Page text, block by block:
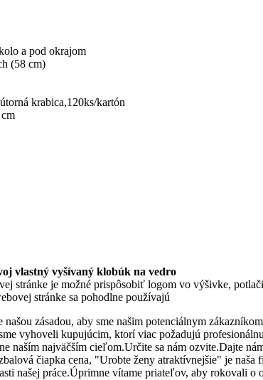
a pod okrajom
(58 cm)
krabica,120ks/kartón
vlastný vyšívaný klobúk na vedro
stránke je možné prispôsobiť logom vo výšivke,
stránke sa pohodlne používajú
zásadou, aby sme našim potenciálnym
vyhoveli kupujúcim, ktorí viac požadujú
naším najväčším cieľom.Určite sa nám ozvite.Dajte
čiapka cena, "Urobte ženy atraktívnejšie" je
našej práce.Úprimne vítame priateľov, aby rokovali